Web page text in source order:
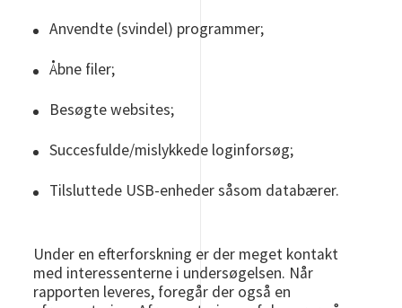
Anvendte (svindel) programmer;
Åbne filer;
Besøgte websites;
Succesfulde/mislykkede loginforsøg;
Tilsluttede USB-enheder såsom databærer.
Under en efterforskning er der meget kontakt
med interessenterne i undersøgelsen. Når
rapporten leveres, foregår der også en